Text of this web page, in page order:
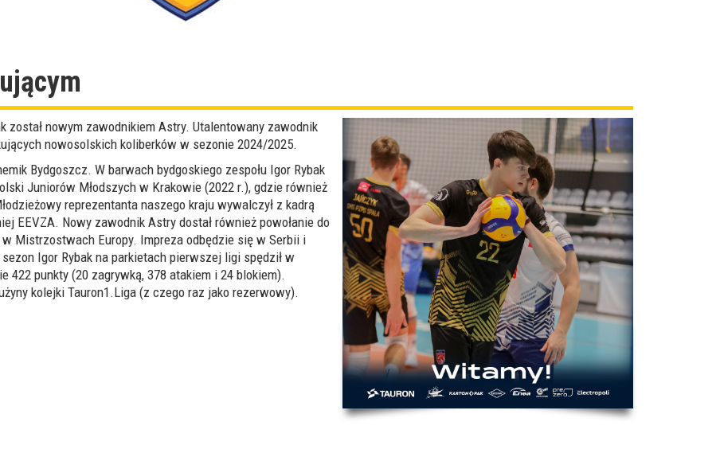
został nowym zawodnikiem Astry. Utalentowany zawodnik
nowosolskich koliberków w sezonie 2024/2025.
Bydgoszcz. W barwach bydgoskiego zespołu Igor Rybak
Juniorów Młodszych w Krakowie (2022 r.), gdzie również
reprezentanta naszego kraju wywalczył z kadrą
EEVZA. Nowy zawodnik Astry dostał również powołanie do
Mistrzostwach Europy. Impreza odbędzie się w Serbii i
Igor Rybak na parkietach pierwszej ligi spędził w
422 punkty (20 zagrywką, 378 atakiem i 24 blokiem).
kolejki Tauron1.Liga (z czego raz jako rezerwowy).